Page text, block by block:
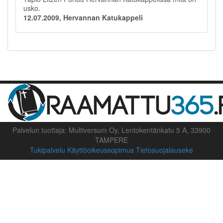
usko.
12.07.2009, Hervannan Katukappeli
Palvelun tuottaja: Multiversum Oy, Lentokentänkatu 5 A, 33900
TAMPERE
Tukipalvelu Käyttöoikeussopimus Tietosuojalauseke